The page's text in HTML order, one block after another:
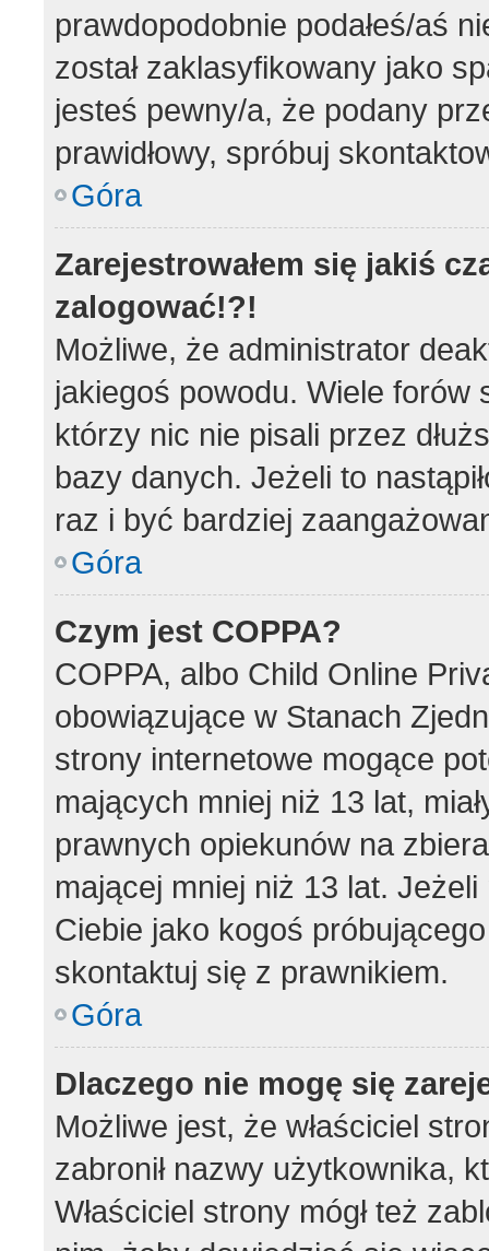
prawdopodobnie podałeś/aś
został zaklasyfikowany jako
jesteś pewny/a, że podany
prawidłowy, spróbuj
Góra
Zarejestrowałem się jakiś
zalogować!?!
Możliwe, że administrator
jakiegoś powodu. Wiele
którzy nic nie pisali przez
bazy danych. Jeżeli to
raz i być bardziej
Góra
Czym jest COPPA?
COPPA, albo Child Online
obowiązujące w Stanach
strony internetowe mogące
mających mniej niż 13 lat,
prawnych opiekunów na
mającej mniej niż 13 lat.
Ciebie jako kogoś
skontaktuj się z prawnikiem.
Góra
Dlaczego nie mogę się
Możliwe jest, że właściciel
zabronił nazwy użytkownika,
Właściciel strony mógł też